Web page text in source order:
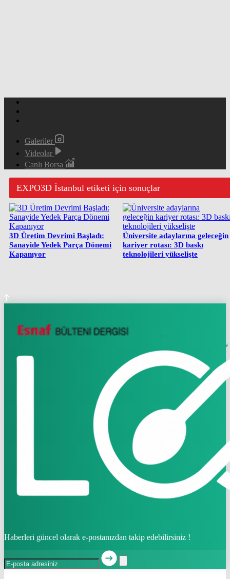
Galeriler
Videolar
Canlı Borsa
EXPO3D İstanbul etiketi için sonuçlar
3D Üretim Devrimi Başladı:
Sanayide Yedek Parça Dönemi
Kapanıyor
Üniversite adaylarına geleceğin
kariyer rotası: 3D baskı
teknolojileri yükselişte
Haberleri güncel olarak e-postanızdan takip edebilirsiniz !